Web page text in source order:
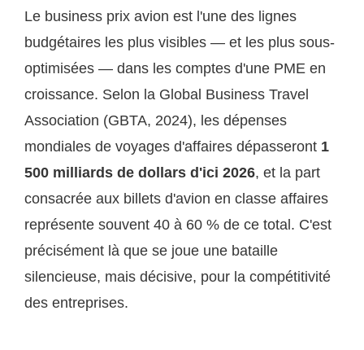
Le business prix avion est l'une des lignes
budgétaires les plus visibles — et les plus sous-
optimisées — dans les comptes d'une PME en
croissance. Selon la Global Business Travel
Association (GBTA, 2024), les dépenses
mondiales de voyages d'affaires dépasseront 1
500 milliards de dollars d'ici 2026, et la part
consacrée aux billets d'avion en classe affaires
représente souvent 40 à 60 % de ce total. C'est
précisément là que se joue une bataille
silencieuse, mais décisive, pour la compétitivité
des entreprises.